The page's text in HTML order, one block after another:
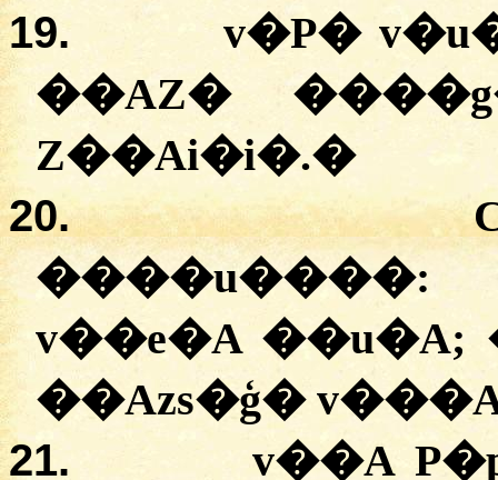
19. v�P�
��AZ��
Z��Ai�i�.�
20.
����u����:
v��e�A��u�A;
��Azs�ģ�
21. v��A